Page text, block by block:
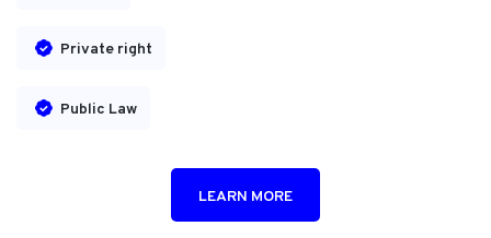
Private right
Public Law
LEARN MORE